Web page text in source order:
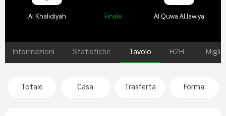
Al Khalidiyah Finale Al Quwa Al Jawiya
Informazioni Statistiche Tavolo H2H
Totale Casa Trasferta Forma